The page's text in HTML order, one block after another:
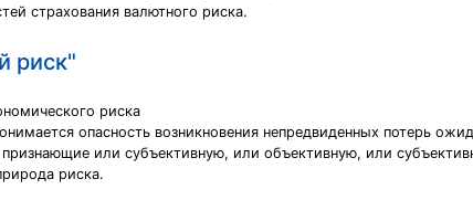
страхования валютного риска.
риск"
риска
опасность возникновения непредвиденных потерь
или субъективную, или объективную, или
риска.